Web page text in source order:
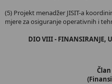
(5) Projekt menadžer JISIT-a
mjere za osiguranje operativnih i
DIO VIII - FINANSIRANJE,
Član